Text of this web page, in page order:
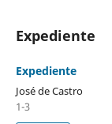
Expediente
Expediente
José de Castro
1-3